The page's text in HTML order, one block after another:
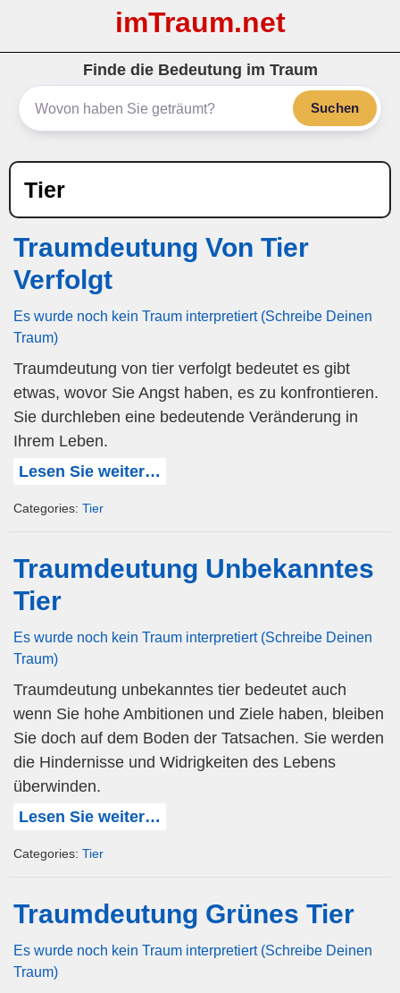
imTraum.net
Finde die Bedeutung im Traum
Suchen
Tier
Traumdeutung Von Tier
Verfolgt
Es wurde noch kein Traum interpretiert (Schreibe Deinen
Traum)
Traumdeutung von tier verfolgt bedeutet es gibt
etwas, wovor Sie Angst haben, es zu konfrontieren.
Sie durchleben eine bedeutende Veränderung in
Ihrem Leben.
Lesen Sie weiter…
Categories: Tier
Traumdeutung Unbekanntes
Tier
Es wurde noch kein Traum interpretiert (Schreibe Deinen
Traum)
Traumdeutung unbekanntes tier bedeutet auch
wenn Sie hohe Ambitionen und Ziele haben, bleiben
Sie doch auf dem Boden der Tatsachen. Sie werden
die Hindernisse und Widrigkeiten des Lebens
überwinden.
Lesen Sie weiter…
Categories: Tier
Traumdeutung Grünes Tier
Es wurde noch kein Traum interpretiert (Schreibe Deinen
Traum)